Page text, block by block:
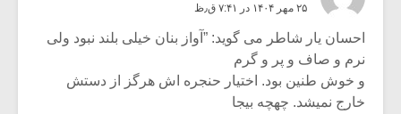
۲۵ مهر ۱۴۰۴ در ۷:۴۱ ق٫ظ
احسان یار شاطر می گوید‪” :‬آواز بنان خیلی بلند نبود ولی
نرم و صاف و پر و گرم‬
‫و خوش طنین بود‪ .‬اختیار حنجره اش هرگز از دستش
خارج نمیشد‪ .‬چهچه بیجا‬